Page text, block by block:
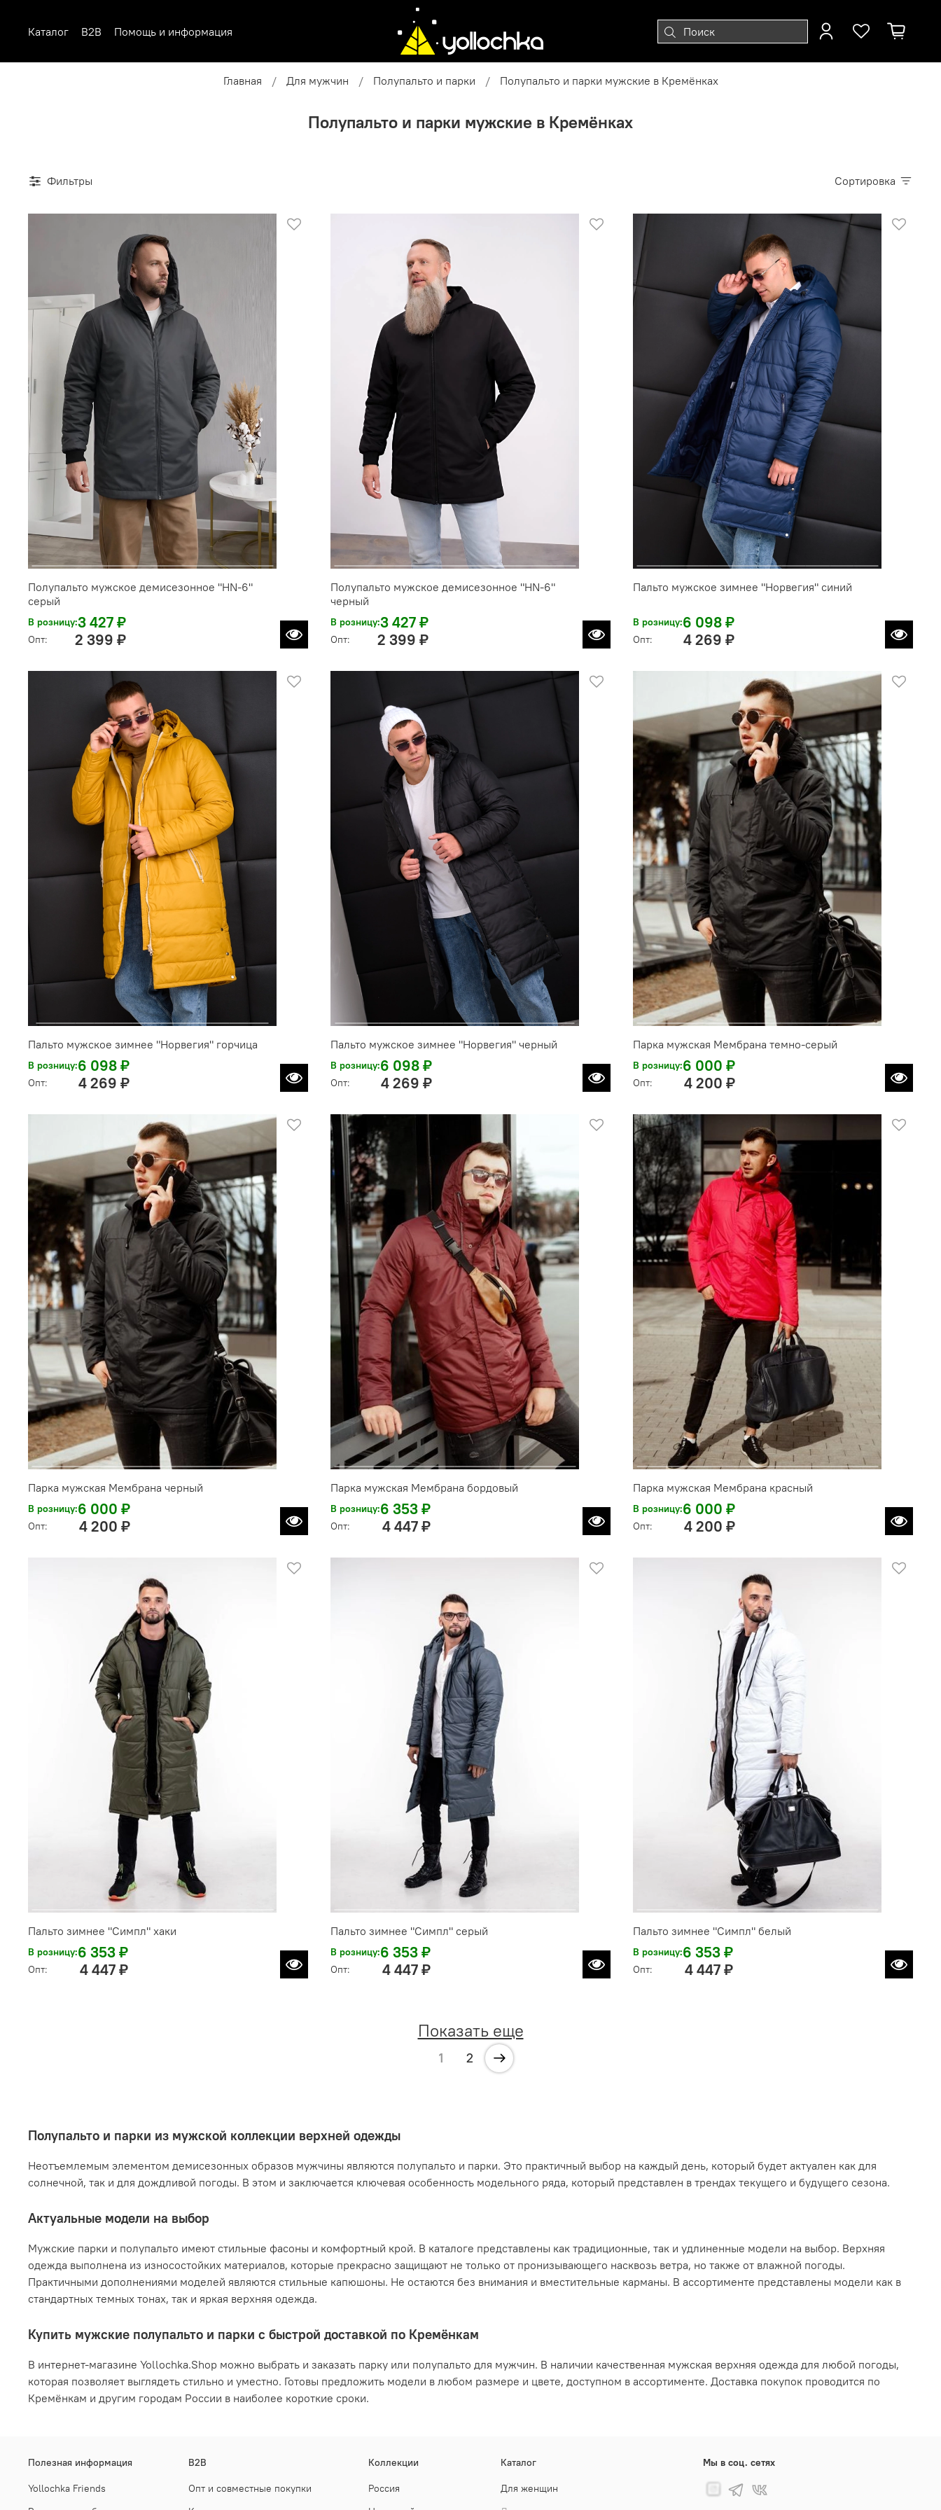
Каталог B2B Помощь и информация
Главная Для мужчин Полупальто и парки Полупальто и парки мужские в Кремёнках
Полупальто и парки мужские в Кремёнках
Фильтры Сортировка
Полупальто мужское демисезонное "HN-6"
серый
В розницу:3 427 ₽
Опт: 2 399 ₽
Полупальто мужское демисезонное "HN-6"
черный
В розницу:3 427 ₽
Опт: 2 399 ₽
Пальто мужское зимнее "Норвегия" синий
В розницу:6 098 ₽
Опт: 4 269 ₽
Пальто мужское зимнее "Норвегия" горчица
В розницу:6 098 ₽
Опт: 4 269 ₽
Пальто мужское зимнее "Норвегия" черный
В розницу:6 098 ₽
Опт: 4 269 ₽
Парка мужская Мембрана темно-серый
В розницу:6 000 ₽
Опт: 4 200 ₽
Парка мужская Мембрана черный
В розницу:6 000 ₽
Опт: 4 200 ₽
Парка мужская Мембрана бордовый
В розницу:6 353 ₽
Опт: 4 447 ₽
Парка мужская Мембрана красный
В розницу:6 000 ₽
Опт: 4 200 ₽
Пальто зимнее "Симпл" хаки
В розницу:6 353 ₽
Опт: 4 447 ₽
Пальто зимнее "Симпл" серый
В розницу:6 353 ₽
Опт: 4 447 ₽
Пальто зимнее "Симпл" белый
В розницу:6 353 ₽
Опт: 4 447 ₽
Показать еще
1 2
Полупальто и парки из мужской коллекции верхней одежды
Неотъемлемым элементом демисезонных образов мужчины являются полупальто и парки. Это практичный выбор на каждый день, который будет актуален как для
солнечной, так и для дождливой погоды. В этом и заключается ключевая особенность модельного ряда, который представлен в трендах текущего и будущего сезона.
Актуальные модели на выбор
Мужские парки и полупальто имеют стильные фасоны и комфортный крой. В каталоге представлены как традиционные, так и удлиненные модели на выбор. Верхняя
одежда выполнена из износостойких материалов, которые прекрасно защищают не только от пронизывающего насквозь ветра, но также от влажной погоды.
Практичными дополнениями моделей являются стильные капюшоны. Не остаются без внимания и вместительные карманы. В ассортименте представлены модели как в
стандартных темных тонах, так и яркая верхняя одежда.
Купить мужские полупальто и парки с быстрой доставкой по Кремёнкам
В интернет-магазине Yollochka.Shop можно выбрать и заказать парку или полупальто для мужчин. В наличии качественная мужская верхняя одежда для любой погоды,
которая позволяет выглядеть стильно и уместно. Готовы предложить модели в любом размере и цвете, доступном в ассортименте. Доставка покупок проводится по
Кремёнкам и другим городам России в наиболее короткие сроки.
Полезная информация
Yollochka Friends
B2B
Опт и совместные покупки
Коллекции
Россия
Каталог
Для женщин
Мы в соц. сетях